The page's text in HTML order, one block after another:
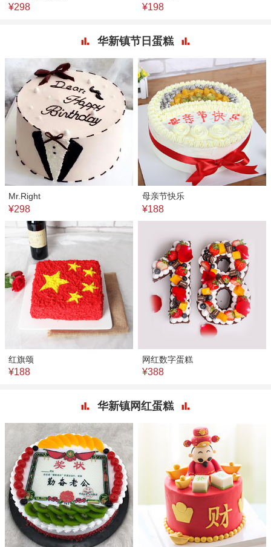
¥298 ¥198
华新镇节日蛋糕
Mr.Right
¥298
母亲节快乐
¥188
红旗颂
¥188
网红数字蛋糕
¥388
华新镇网红蛋糕